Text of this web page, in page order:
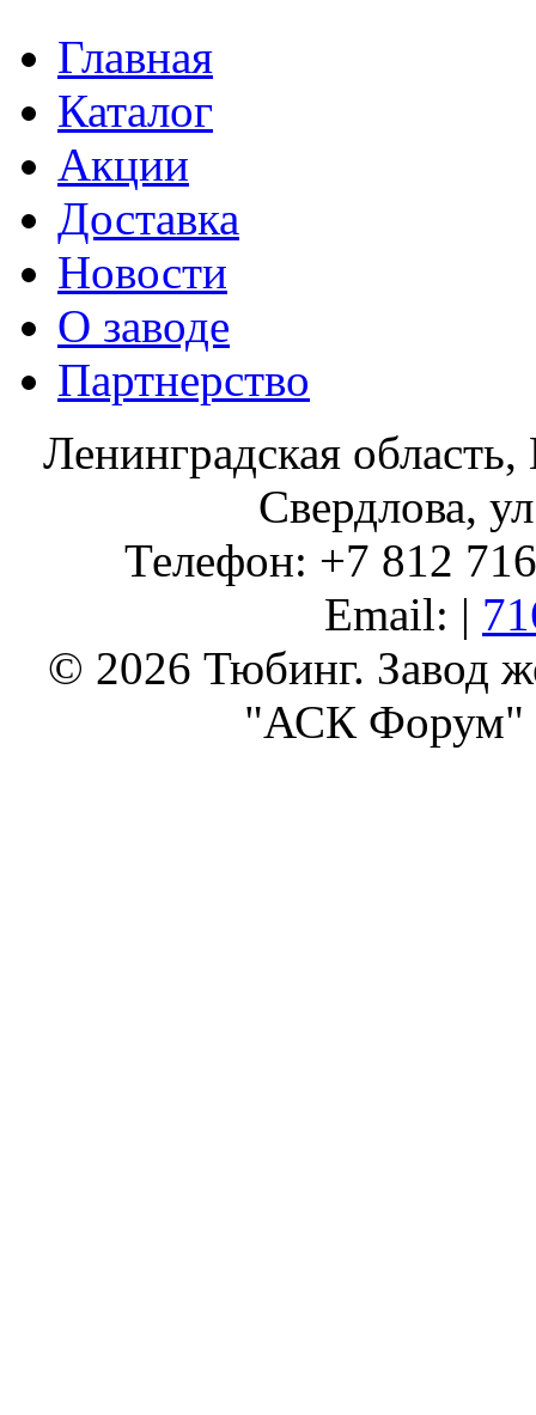
Главная
Каталог
Акции
Доставка
Новости
О заводе
Партнерство
Ленинградская
Свердлова,
Телефон: +7 812
Email: |
© 2026 Тюбинг. Завод
"АСК Форум"